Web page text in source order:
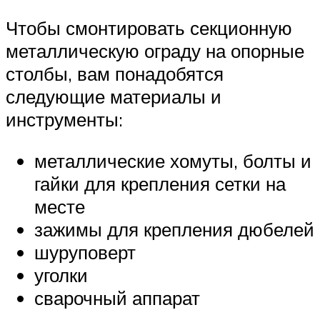
Чтобы смонтировать секционную
металлическую ограду на опорные
столбы, вам понадобятся
следующие материалы и
инструменты:
металлические хомуты, болты и
гайки для крепления сетки на
месте
зажимы для крепления дюбелей
шуруповерт
уголки
сварочный аппарат